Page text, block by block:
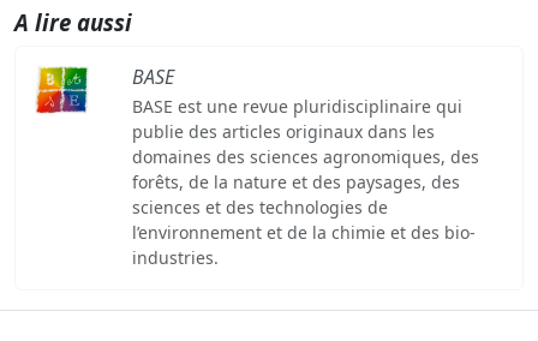
A lire aussi
BASE
BASE est une revue pluridisciplinaire qui
publie des articles originaux dans les
domaines des sciences agronomiques, des
forêts, de la nature et des paysages, des
sciences et des technologies de
l’environnement et de la chimie et des bio-
industries.